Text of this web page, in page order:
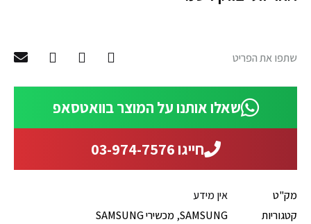
שתפו את הפריט
שאלו אותנו על המוצר בוואטסאפ
חייגו 03-974-7576
מק"ט
אין מידע
קטגוריות
SAMSUNG
,מכשירי SAMSUNG